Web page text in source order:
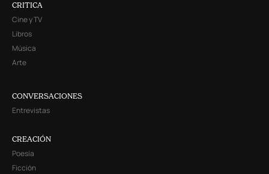
CRITICA
Cine y TV
Libros
Música
Arte
CONVERSACIONES
Entrevistas
CREACIÓN
Poesía
Ficción